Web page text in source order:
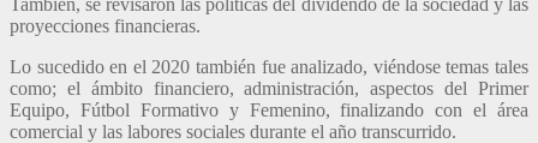
proyecciones financieras.
Lo sucedido en el 2020 también fue analizado, viéndose temas tales
como; el ámbito financiero, administración, aspectos del Primer
Equipo, Fútbol Formativo y Femenino, finalizando con el área
comercial y las labores sociales durante el año transcurrido.